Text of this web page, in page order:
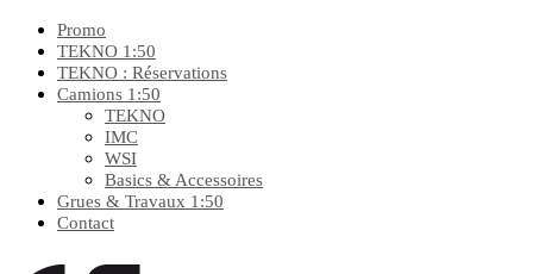
Promo
TEKNO 1:50
TEKNO : Réservations
Camions 1:50
TEKNO
IMC
WSI
Basics & Accessoires
Grues & Travaux 1:50
Contact